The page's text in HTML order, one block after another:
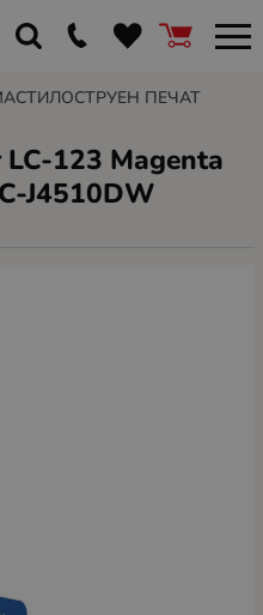
ПЕЧАТ
123 Magenta
J4510DW